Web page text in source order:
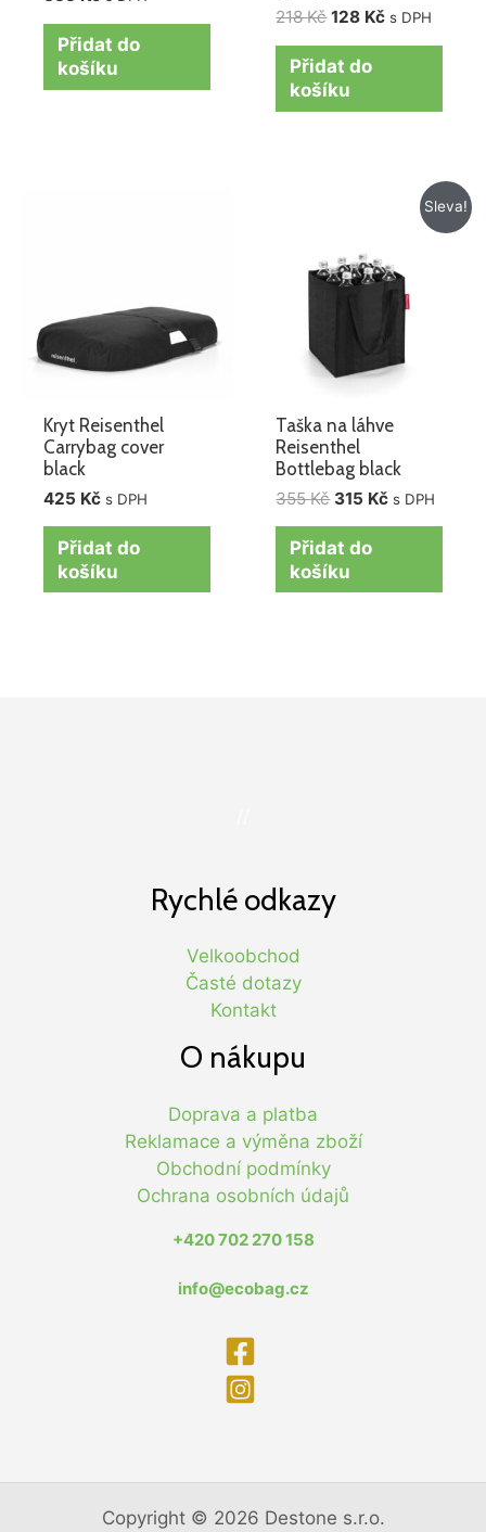
Přidat do
košíku
218Kč 128 Kč s DPH
Přidat do
košíku
Kryt Reisenthel
Carrybag cover
black
425 Kč s DPH
Přidat do
košíku
Sleva!
Taška na láhve
Reisenthel
Bottlebag black
355Kč
355 Kč.
315 Kč
Aktuální
cena
315 Kč.
s DPH
Přidat do
košíku
Rychlé odkazy
Velkoobchod
Časté dotazy
Kontakt
O nákupu
Doprava a platba
Reklamace a výměna zboží
Obchodní podmínky
Ochrana osobních údajů
+420 702 270 158
info@ecobag.cz
Copyright © 2026 Destone s.r.o.